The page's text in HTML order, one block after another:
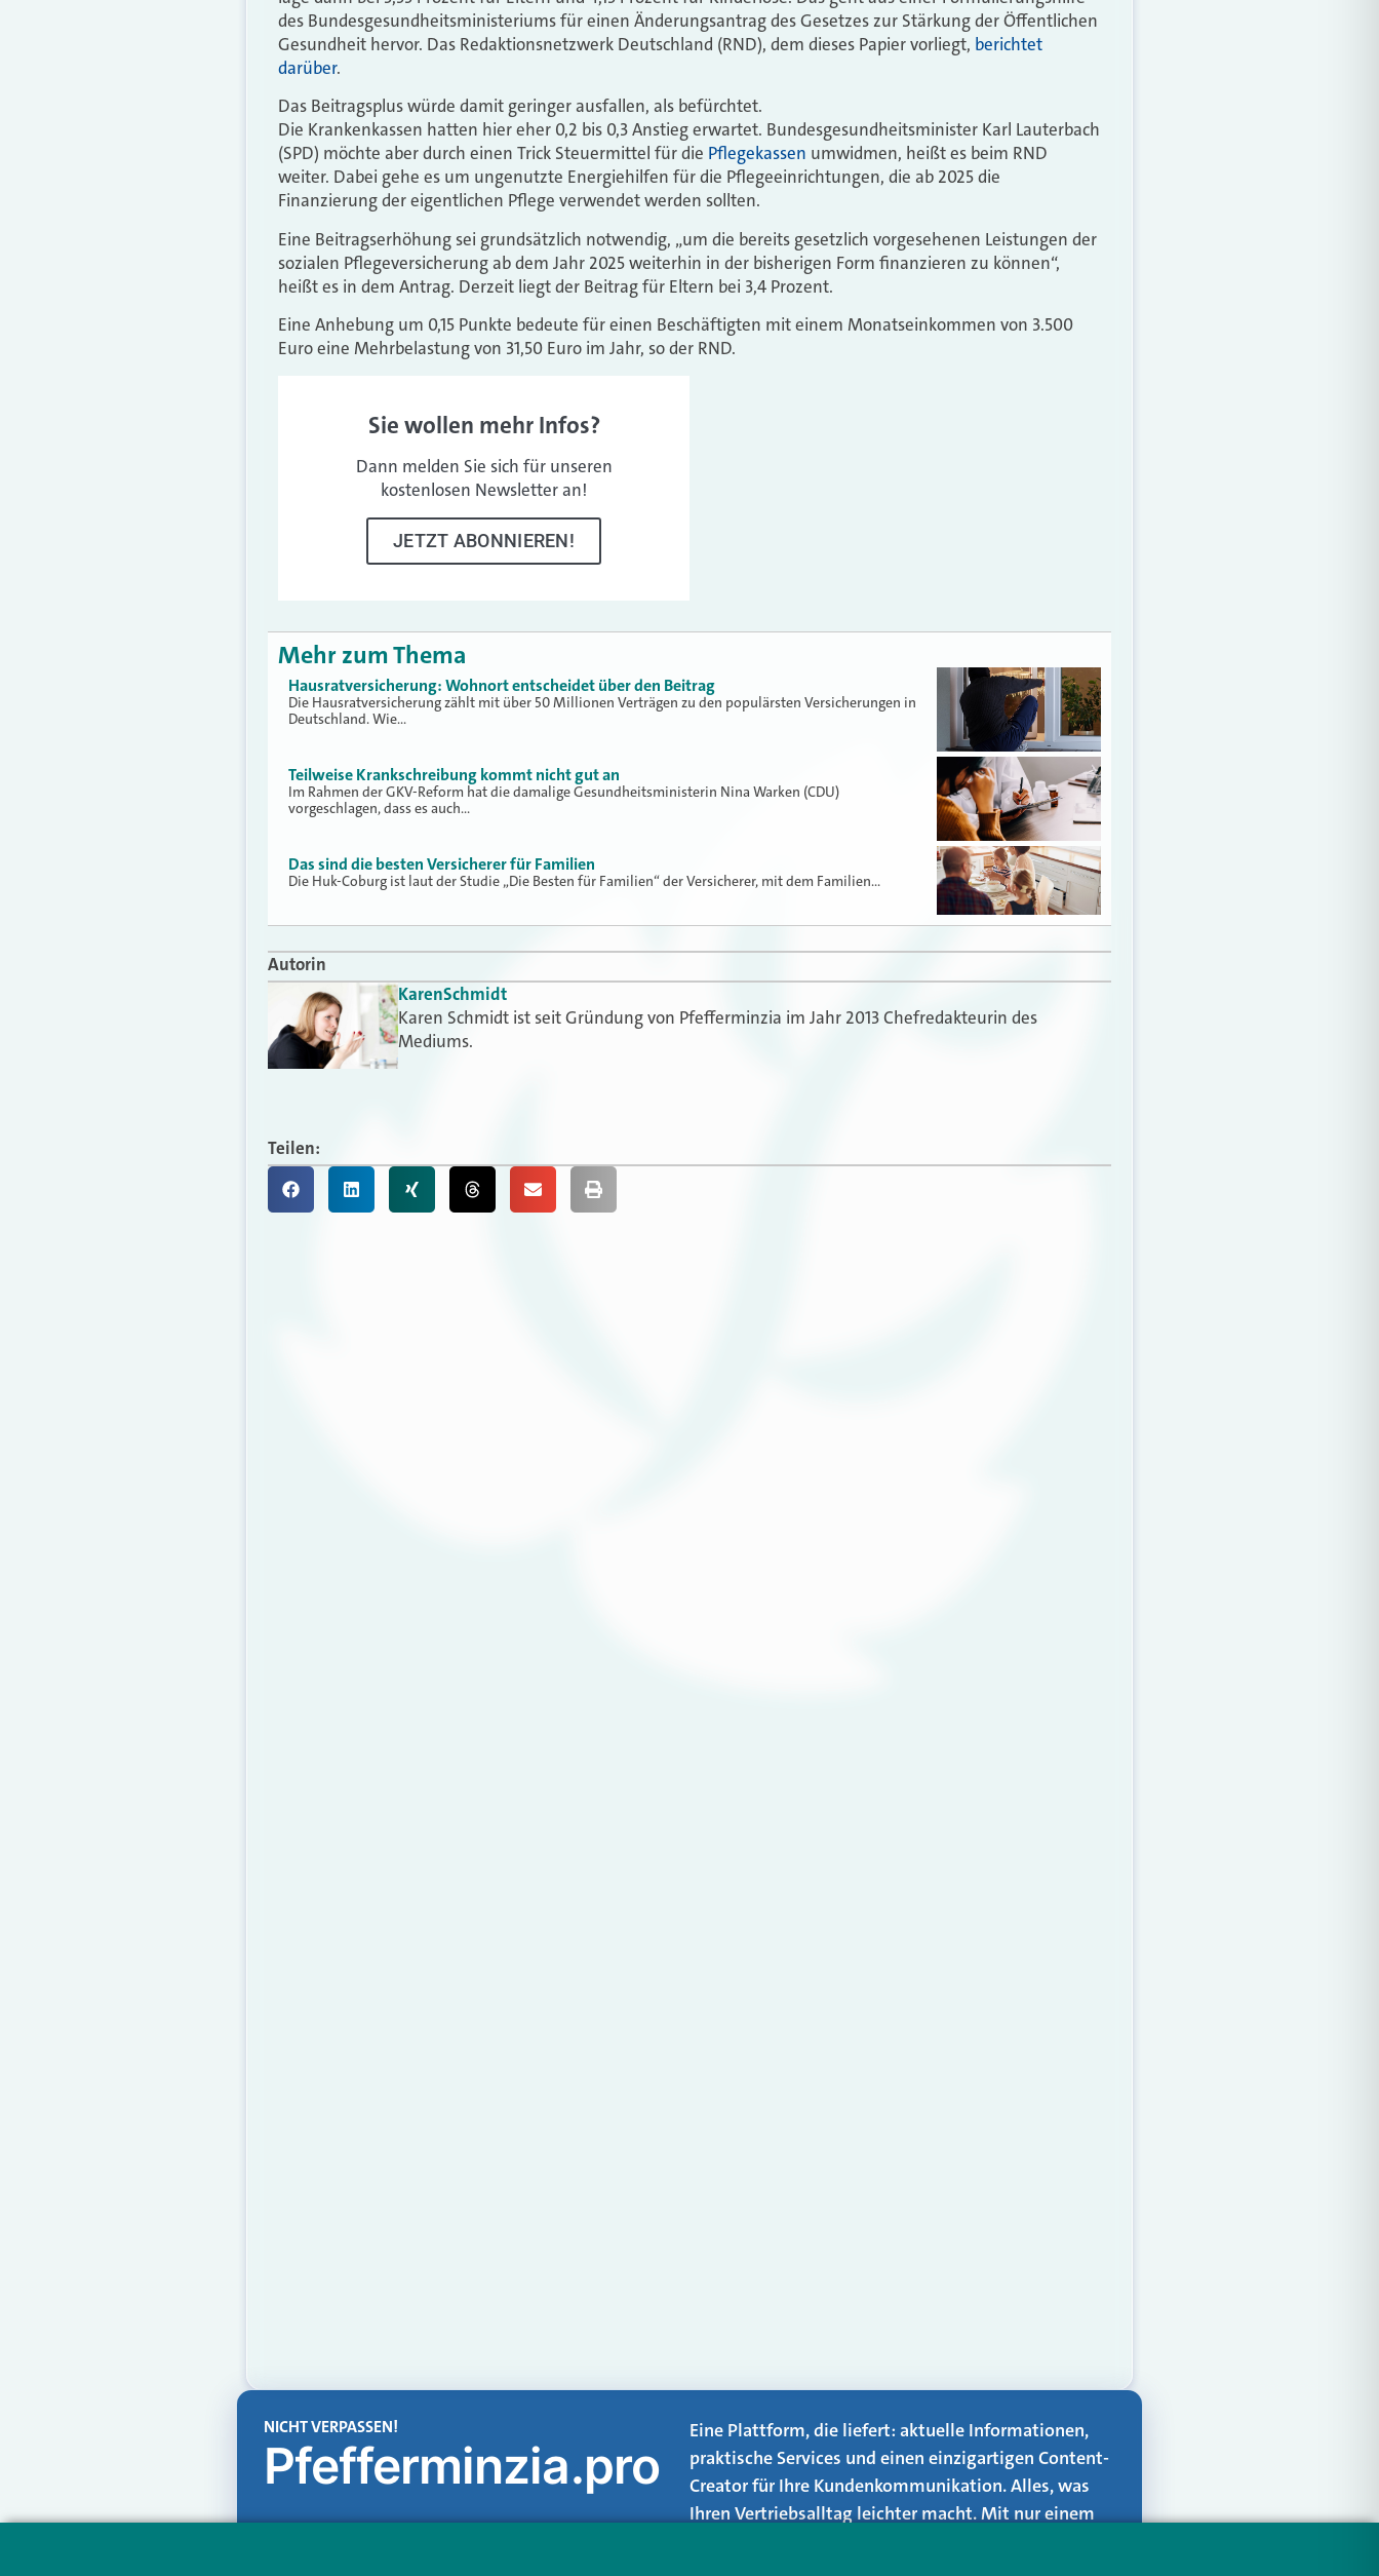
des Bundesgesundheitsministeriums für einen Änderungsantrag des Gesetzes zur Stärkung der Öffentlichen
Gesundheit hervor. Das Redaktionsnetzwerk Deutschland (RND), dem dieses Papier vorliegt, berichtet
darüber.
Das Beitragsplus würde damit geringer ausfallen, als befürchtet.
Die Krankenkassen hatten hier eher 0,2 bis 0,3 Anstieg erwartet. Bundesgesundheitsminister Karl Lauterbach
(SPD) möchte aber durch einen Trick Steuermittel für die Pflegekassen umwidmen, heißt es beim RND
weiter. Dabei gehe es um ungenutzte Energiehilfen für die Pflegeeinrichtungen, die ab 2025 die
Finanzierung der eigentlichen Pflege verwendet werden sollten.
Eine Beitragserhöhung sei grundsätzlich notwendig, „um die bereits gesetzlich vorgesehenen Leistungen der
sozialen Pflegeversicherung ab dem Jahr 2025 weiterhin in der bisherigen Form finanzieren zu können“,
heißt es in dem Antrag. Derzeit liegt der Beitrag für Eltern bei 3,4 Prozent.
Eine Anhebung um 0,15 Punkte bedeute für einen Beschäftigten mit einem Monatseinkommen von 3.500
Euro eine Mehrbelastung von 31,50 Euro im Jahr, so der RND.
Sie wollen mehr Infos?
Dann melden Sie sich für unseren
kostenlosen Newsletter an!
JETZT ABONNIEREN!
Mehr zum Thema
Hausratversicherung: Wohnort entscheidet über den Beitrag
Die Hausratversicherung zählt mit über 50 Millionen Verträgen zu den populärsten Versicherungen in
Deutschland. Wie…
Teilweise Krankschreibung kommt nicht gut an
Im Rahmen der GKV-Reform hat die damalige Gesundheitsministerin Nina Warken (CDU)
vorgeschlagen, dass es auch…
Das sind die besten Versicherer für Familien
Die Huk-Coburg ist laut der Studie „Die Besten für Familien“ der Versicherer, mit dem Familien…
Autorin
KarenSchmidt
Karen Schmidt ist seit Gründung von Pfefferminzia im Jahr 2013 Chefredakteurin des
Mediums.
Teilen:
NICHT VERPASSEN!
Pfefferminzia.pro
Eine Plattform, die liefert: aktuelle Informationen,
praktische Services und einen einzigartigen Content-
Creator für Ihre Kundenkommunikation. Alles, was
Ihren Vertriebsalltag leichter macht. Mit nur einem